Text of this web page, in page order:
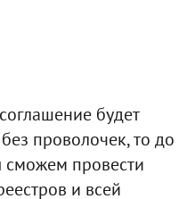
будет
проволочек, то до
провести
и всей